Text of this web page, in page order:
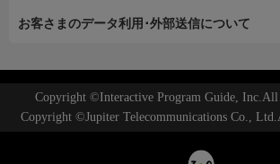
お客さまのデータ利用･外部送信について
Copyright ©Interactive Program Guide, Inc.All
Copyright ©Jupiter Telecommunications Co.,